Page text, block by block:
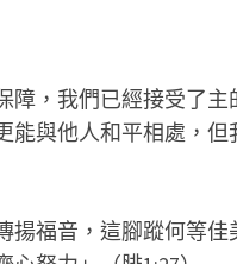
障，我們已經接受了
能與他人和平相處，
揚福音，這腳蹤何等